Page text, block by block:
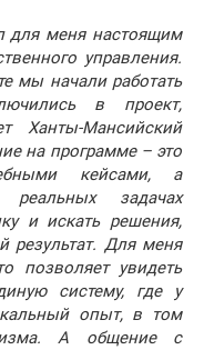
для меня настоящим
управления.
мы начали работать
в проект,
Ханты-Мансийский
на программе – это
кейсами, а
задачах
и искать решения,
результат. Для меня
позволяет увидеть
систему, где у
опыт, в том
А общение с